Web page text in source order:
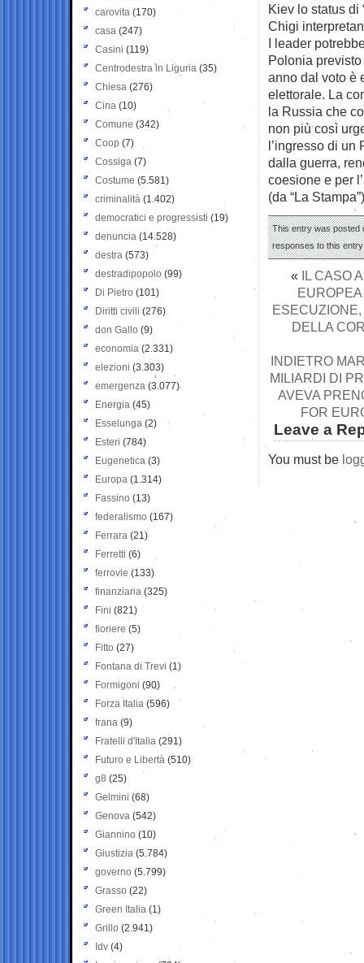
Kiev lo status di
Chigi
I leader
Polonia
anno dal voto è
elettorale. La
la Russia che
non più così
l’ingresso di un
dalla guerra,
coesione e per
(da “La Stampa”)
This entry was posted
responses to this
« IL CASO
DELLA
INDIETRO
MILIARDI DI
AVEVA
FOR
Leave a
You must be
carovita (170)
casa (247)
Casini (119)
Centrodestra in Liguria (35)
Chiesa (276)
Cina (10)
Comune (342)
Coop (7)
Cossiga (7)
Costume (5.581)
criminalità (1.402)
democratici e progressisti (19)
denuncia (14.528)
destra (573)
destradipopolo (99)
Di Pietro (101)
Diritti civili (276)
don Gallo (9)
economia (2.331)
elezioni (3.303)
emergenza (3.077)
Energia (45)
Esselunga (2)
Esteri (784)
Eugenetica (3)
Europa (1.314)
Fassino (13)
federalismo (167)
Ferrara (21)
Ferretti (6)
ferrovie (133)
finanziaria (325)
Fini (821)
fioriere (5)
Fitto (27)
Fontana di Trevi (1)
Formigoni (90)
Forza Italia (596)
frana (9)
Fratelli d'Italia (291)
Futuro e Libertà (510)
g8 (25)
Gelmini (68)
Genova (542)
Giannino (10)
Giustizia (5.784)
governo (5.799)
Grasso (22)
Green Italia (1)
Grillo (2.941)
Idv (4)